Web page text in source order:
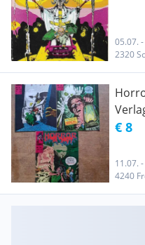
05.07.
2320
€ 8
11.07.
4240